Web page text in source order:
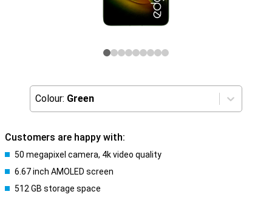
Colour: Green
Customers are happy with:
50 megapixel camera, 4k video quality
6.67 inch AMOLED screen
512 GB storage space